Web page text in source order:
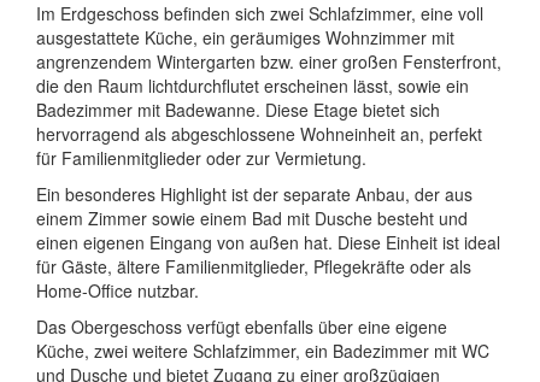
Im Erdgeschoss befinden sich zwei Schlafzimmer, eine voll
ausgestattete Küche, ein geräumiges Wohnzimmer mit
angrenzendem Wintergarten bzw. einer großen Fensterfront,
die den Raum lichtdurchflutet erscheinen lässt, sowie ein
Badezimmer mit Badewanne. Diese Etage bietet sich
hervorragend als abgeschlossene Wohneinheit an, perfekt
für Familienmitglieder oder zur Vermietung.
Ein besonderes Highlight ist der separate Anbau, der aus
einem Zimmer sowie einem Bad mit Dusche besteht und
einen eigenen Eingang von außen hat. Diese Einheit ist ideal
für Gäste, ältere Familienmitglieder, Pflegekräfte oder als
Home-Office nutzbar.
Das Obergeschoss verfügt ebenfalls über eine eigene
Küche, zwei weitere Schlafzimmer, ein Badezimmer mit WC
und Dusche und bietet Zugang zu einer großzügigen